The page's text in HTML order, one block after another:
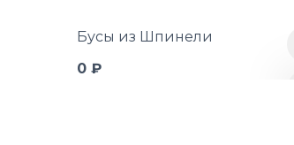
Бусы из Шпинели
0 ₽